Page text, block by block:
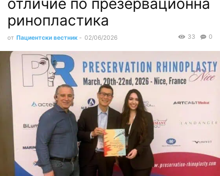
ринопластика
от Пациентски вестник - 02/06/2026 0
33